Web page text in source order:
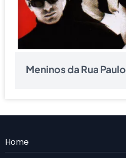
Meninos da Rua Paulo
Menu
Rodape
Home